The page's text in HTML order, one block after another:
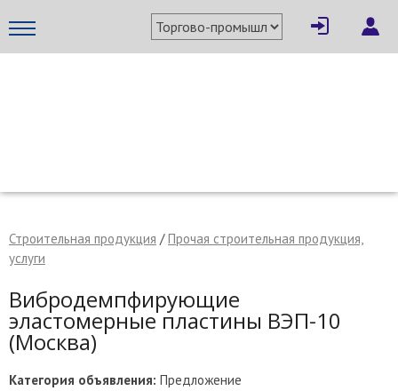
Строительная продукция /Прочая строительная продукция,
услуги
Вибродемпфирующие
эластомерные пластины ВЭП-10
(Москва)
Категория объявления: Предложение
× Написать поставщику